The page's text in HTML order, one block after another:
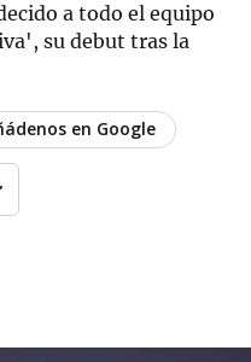
a todo el equipo
su debut tras la
en Google